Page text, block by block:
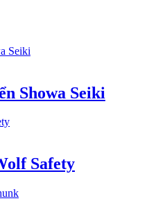
Showa Seiki
Safety